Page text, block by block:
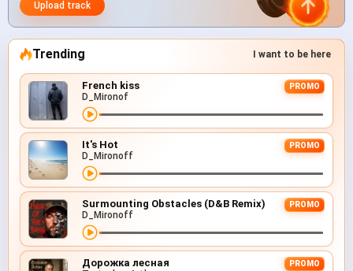
Upload track
Trending I want to be here
French kiss PROMO
D_Mironof
It's Hot PROMO
D_Mironoff
Surmounting Obstacles (D&B Remix) PROMO
D_Mironoff
Дорожка лесная PROMO